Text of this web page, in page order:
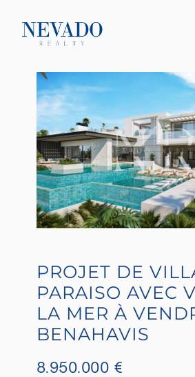
PROJET DE
PARAISO AVEC
LA MER À
BENAHAVIS
8.950.000 €